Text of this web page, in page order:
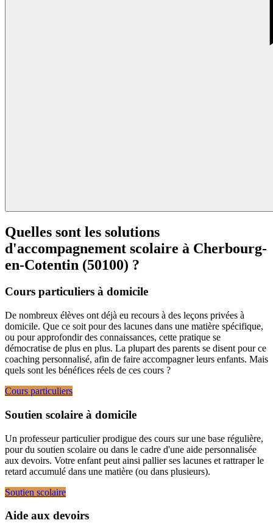
Quelles sont les solutions
d'accompagnement scolaire à Cherbourg-
en-Cotentin (50100) ?
Cours particuliers à domicile
De nombreux élèves ont déjà eu recours à des leçons privées à
domicile. Que ce soit pour des lacunes dans une matière spécifique,
ou pour approfondir des connaissances, cette pratique se
démocratise de plus en plus. La plupart des parents se disent pour ce
coaching personnalisé, afin de faire accompagner leurs enfants. Mais
quels sont les bénéfices réels de ces cours ?
Cours particuliers
Soutien scolaire à domicile
Un professeur particulier prodigue des cours sur une base régulière,
pour du soutien scolaire ou dans le cadre d'une aide personnalisée
aux devoirs. Votre enfant peut ainsi pallier ses lacunes et rattraper le
retard accumulé dans une matière (ou dans plusieurs).
Soutien scolaire
Aide aux devoirs